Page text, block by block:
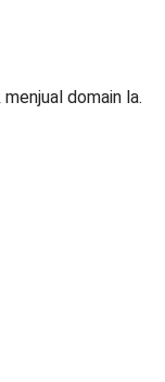
domain la.